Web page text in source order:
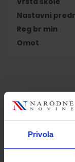
Privola
Nastavni
Reg br min
Omot
Kupci